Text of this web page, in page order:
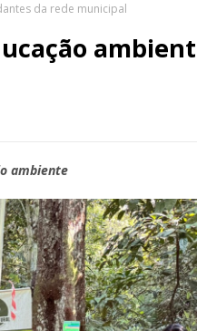
da rede municipal
ambiente